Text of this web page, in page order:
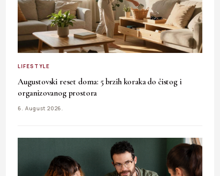
LIFESTYLE
Augustovski reset doma: 5 brzih koraka do čistog i
organizovanog prostora
6. August 2026.